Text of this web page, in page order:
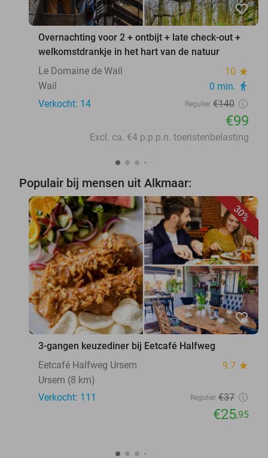
favorite_border
Overnachting voor 2 + ontbijt + late check-out +
welkomstdrankje in het hart van de natuur
Le Domaine de Wail
10 star
Wail 0 min. directions_walk
Verkocht: 14 Regulier €140
€99
Excl. ca. €4 p.p.p.n. toeristenbelasting
Populair bij mensen uit Alkmaar:
30%
favorite_border
3-gangen keuzediner bij Eetcafé Halfweg
Eetcafé Halfweg Ursem
9.7 star
Ursem (8 km)
Verkocht: 111
Regulier €37
€25,95